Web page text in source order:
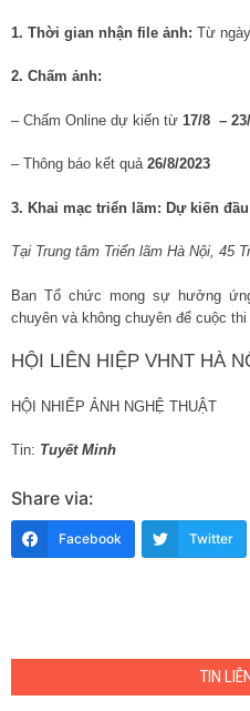
1. Thời gian nhận file ảnh: Từ
2. Chấm ảnh:
– Chấm Online dự kiến từ 17/8 –
– Thông báo kết quả 26/8/2023
3. Khai mạc triển lãm: Dự kiến
Tại Trung tâm Triển lãm Hà Nội, 45
Ban Tổ chức mong sự hưởng
chuyên và không chuyên để cuộc thi
HỘI LIÊN HIỆP VHNT HÀ
HỘI NHIẾP ẢNH NGHỆ THUẬT
Tin: Tuyết Minh
Share via:
Facebook Twitter
TIN